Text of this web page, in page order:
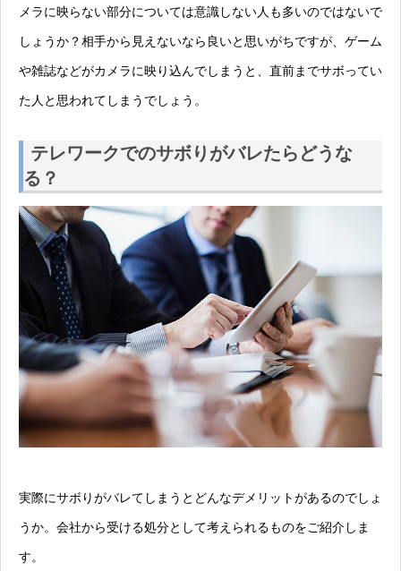
メラに映らない部分については意識しない人も多いのではないで
しょうか？相手から見えないなら良いと思いがちですが、ゲーム
や雑誌などがカメラに映り込んでしまうと、直前までサボってい
た人と思われてしまうでしょう。
テレワークでのサボりがバレたらどうな
る？
実際にサボりがバレてしまうとどんなデメリットがあるのでしょ
うか。会社から受ける処分として考えられるものをご紹介しま
す。